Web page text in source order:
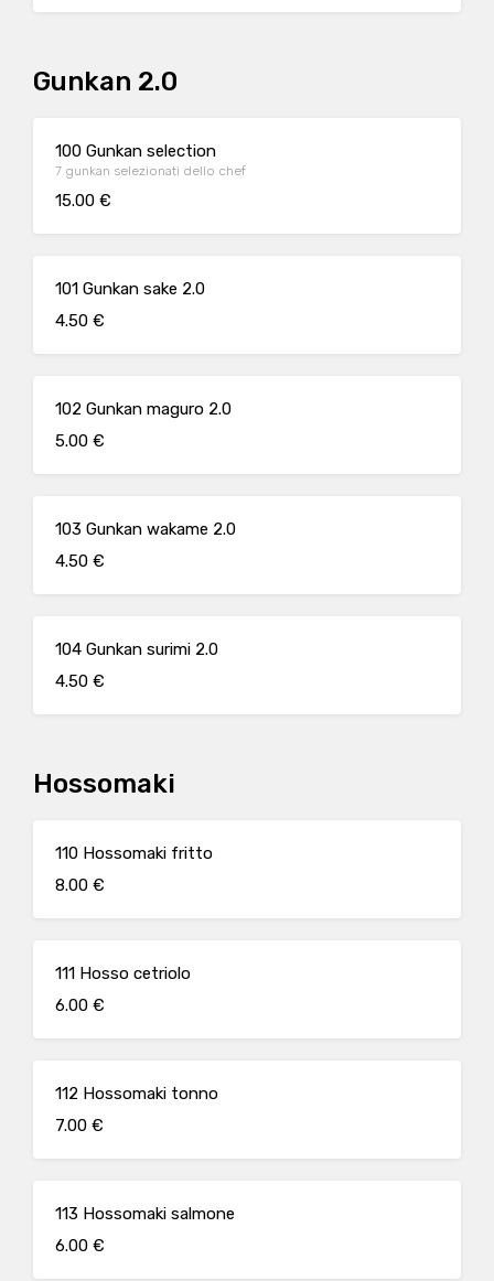
Gunkan 2.0
100 Gunkan selection
7 gunkan selezionati dello chef
15.00 €
101 Gunkan sake 2.0
4.50 €
102 Gunkan maguro 2.0
5.00 €
103 Gunkan wakame 2.0
4.50 €
104 Gunkan surimi 2.0
4.50 €
Hossomaki
110 Hossomaki fritto
8.00 €
111 Hosso cetriolo
6.00 €
112 Hossomaki tonno
7.00 €
113 Hossomaki salmone
6.00 €